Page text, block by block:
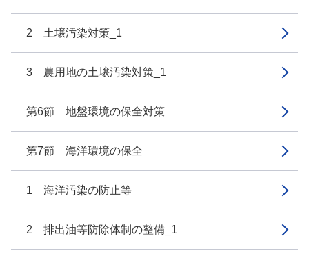
2 土壌汚染対策_1
3 農用地の土壌汚染対策_1
第6節 地盤環境の保全対策
第7節 海洋環境の保全
1 海洋汚染の防止等
2 排出油等防除体制の整備_1